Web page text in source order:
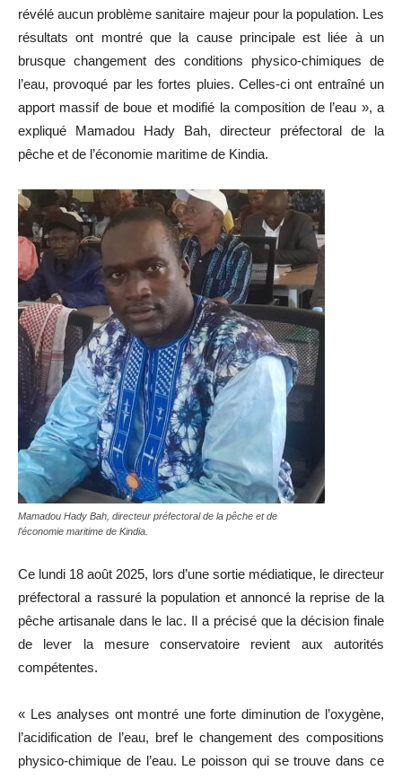
révélé aucun problème sanitaire majeur pour la population. Les
résultats ont montré que la cause principale est liée à un
brusque changement des conditions physico-chimiques de
l’eau, provoqué par les fortes pluies. Celles-ci ont entraîné un
apport massif de boue et modifié la composition de l’eau », a
expliqué Mamadou Hady Bah, directeur préfectoral de la
pêche et de l’économie maritime de Kindia.
Mamadou Hady Bah, directeur préfectoral de la pêche et de
l’économie maritime de Kindia.
Ce lundi 18 août 2025, lors d’une sortie médiatique, le directeur
préfectoral a rassuré la population et annoncé la reprise de la
pêche artisanale dans le lac. Il a précisé que la décision finale
de lever la mesure conservatoire revient aux autorités
compétentes.
« Les analyses ont montré une forte diminution de l’oxygène,
l’acidification de l’eau, bref le changement des compositions
physico-chimique de l’eau. Le poisson qui se trouve dans ce